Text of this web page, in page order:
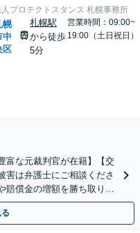
プロテクトスタンス 札幌事務所
幌
中
区
札幌駅
から徒歩
5分
営業時間：09:00~
19:00（土日祝日）
富な元裁判官が在籍】【交
害は弁護士にご相談くださ
償金の増額を勝ち取りま
任せください。